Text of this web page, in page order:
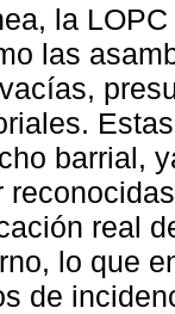
la
las
barrial,
real
lo que
de